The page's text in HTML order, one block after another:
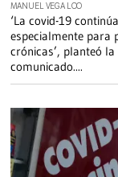
MANUEL VEGA LOO
‘La covid-19
especialmente para
crónicas’, planteó
comunicado....